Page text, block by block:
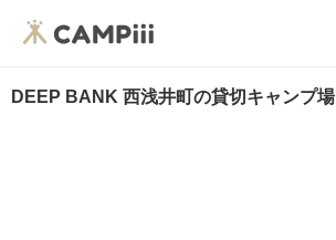
DEEP BANK 西浅井町の貸切キャンプ場